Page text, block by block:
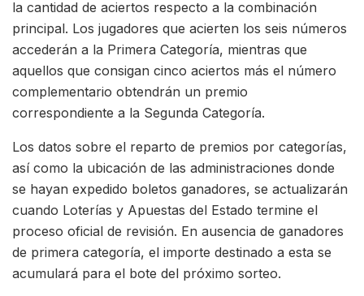
la cantidad de aciertos respecto a la combinación
principal. Los jugadores que acierten los seis números
accederán a la Primera Categoría, mientras que
aquellos que consigan cinco aciertos más el número
complementario obtendrán un premio
correspondiente a la Segunda Categoría.
Los datos sobre el reparto de premios por categorías,
así como la ubicación de las administraciones donde
se hayan expedido boletos ganadores, se actualizarán
cuando Loterías y Apuestas del Estado termine el
proceso oficial de revisión. En ausencia de ganadores
de primera categoría, el importe destinado a esta se
acumulará para el bote del próximo sorteo.